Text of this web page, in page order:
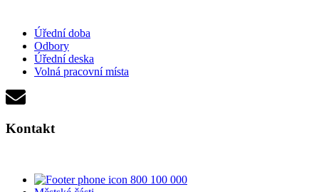
Úřední doba
Odbory
Úřední deska
Volná pracovní místa
Kontakt
800 100 000